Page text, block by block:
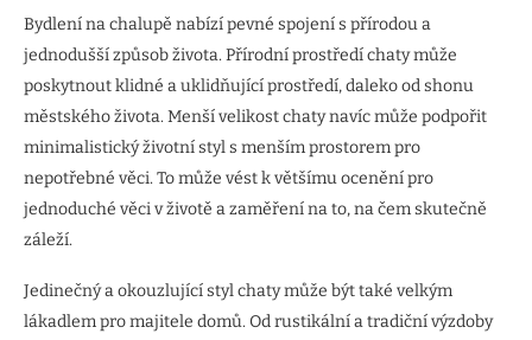
Bydlení na chalupě nabízí pevné spojení s přírodou a
jednodušší způsob života. Přírodní prostředí chaty může
poskytnout klidné a uklidňující prostředí, daleko od shonu
městského života. Menší velikost chaty navíc může podpořit
minimalistický životní styl s menším prostorem pro
nepotřebné věci. To může vést k většímu ocenění pro
jednoduché věci v životě a zaměření na to, na čem skutečně
záleží.
Jedinečný a okouzlující styl chaty může být také velkým
lákadlem pro majitele domů. Od rustikální a tradiční výzdoby